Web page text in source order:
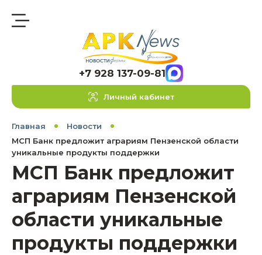
+7 928 137-09-81
Личный кабинет
Главная
Новости
МСП Банк предложит аграриям Пензенской области
уникальные продукты поддержки
МСП Банк предложит
аграриям Пензенской
области уникальные
продукты поддержки